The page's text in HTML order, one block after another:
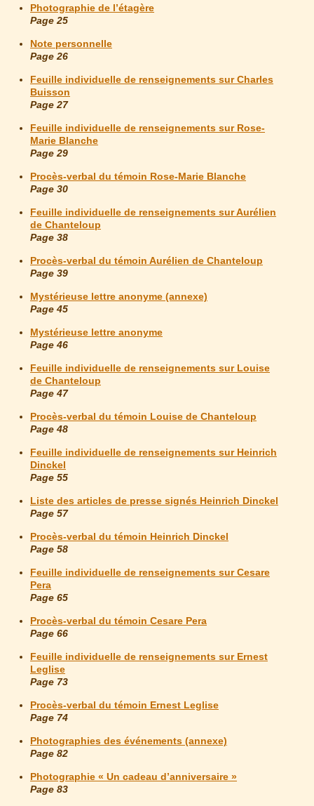
Photographie de l’étagère
Page 25
Note personnelle
Page 26
Feuille individuelle de renseignements sur Charles
Buisson
Page 27
Feuille individuelle de renseignements sur Rose-
Marie Blanche
Page 29
Procès-verbal du témoin Rose-Marie Blanche
Page 30
Feuille individuelle de renseignements sur Aurélien
de Chanteloup
Page 38
Procès-verbal du témoin Aurélien de Chanteloup
Page 39
Mystérieuse lettre anonyme (annexe)
Page 45
Mystérieuse lettre anonyme
Page 46
Feuille individuelle de renseignements sur Louise
de Chanteloup
Page 47
Procès-verbal du témoin Louise de Chanteloup
Page 48
Feuille individuelle de renseignements sur Heinrich
Dinckel
Page 55
Liste des articles de presse signés Heinrich Dinckel
Page 57
Procès-verbal du témoin Heinrich Dinckel
Page 58
Feuille individuelle de renseignements sur Cesare
Pera
Page 65
Procès-verbal du témoin Cesare Pera
Page 66
Feuille individuelle de renseignements sur Ernest
Leglise
Page 73
Procès-verbal du témoin Ernest Leglise
Page 74
Photographies des événements (annexe)
Page 82
Photographie « Un cadeau d’anniversaire »
Page 83